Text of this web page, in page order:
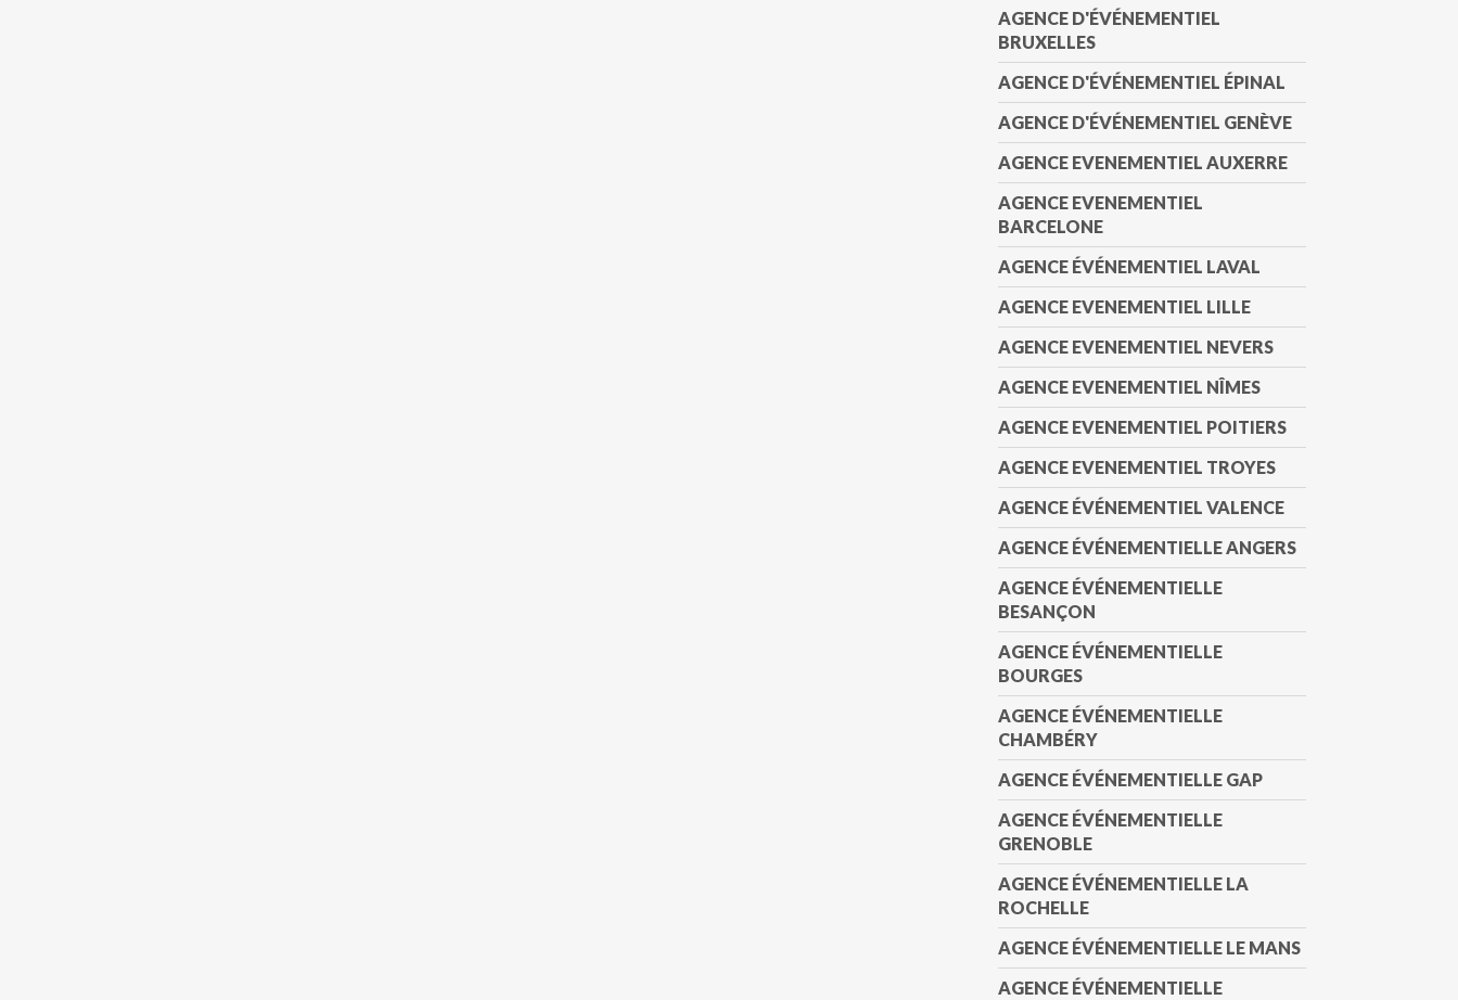
AGENCE D'ÉVÉNEMENTIEL
BRUXELLES
AGENCE D'ÉVÉNEMENTIEL ÉPINAL
AGENCE D'ÉVÉNEMENTIEL GENÈVE
AGENCE EVENEMENTIEL AUXERRE
AGENCE EVENEMENTIEL
BARCELONE
AGENCE ÉVÉNEMENTIEL LAVAL
AGENCE EVENEMENTIEL LILLE
AGENCE EVENEMENTIEL NEVERS
AGENCE EVENEMENTIEL NÎMES
AGENCE EVENEMENTIEL POITIERS
AGENCE EVENEMENTIEL TROYES
AGENCE ÉVÉNEMENTIEL VALENCE
AGENCE ÉVÉNEMENTIELLE ANGERS
AGENCE ÉVÉNEMENTIELLE
BESANÇON
AGENCE ÉVÉNEMENTIELLE
BOURGES
AGENCE ÉVÉNEMENTIELLE
CHAMBÉRY
AGENCE ÉVÉNEMENTIELLE GAP
AGENCE ÉVÉNEMENTIELLE
GRENOBLE
AGENCE ÉVÉNEMENTIELLE LA
ROCHELLE
AGENCE ÉVÉNEMENTIELLE LE MANS
AGENCE ÉVÉNEMENTIELLE